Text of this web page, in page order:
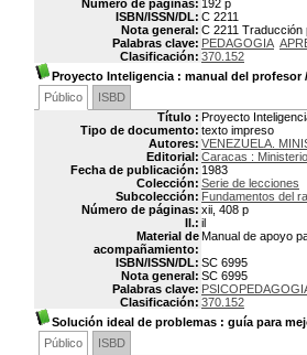
Número de páginas: 192 p
ISBN/ISSN/DL: C 2211
Nota general: C 2211 Traducción
Palabras clave: PEDAGOGIA
Clasificación: 370.152
Proyecto Inteligencia : manual del profesor
Público
ISBD
Título : Proyecto
Tipo de documento: texto impreso
Autores: VENEZUELA.
Editorial: Caracas :
Fecha de publicación: 1983
Colección: Serie de lecciones
Subcolección: Fundamentos del
Número de páginas: xii, 408 p
Il.: il
Material de
acompañamiento:
Manual de apoyo
ISBN/ISSN/DL: SC 6995
Nota general: SC 6995
Palabras clave:
Clasificación: 370.152
Solución ideal de problemas : guía para
Público
ISBD